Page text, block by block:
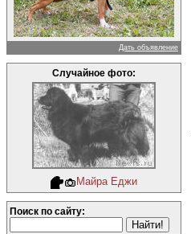
Дать объявление
Случайное фото:
Майра Еджи
Поиск по сайту: